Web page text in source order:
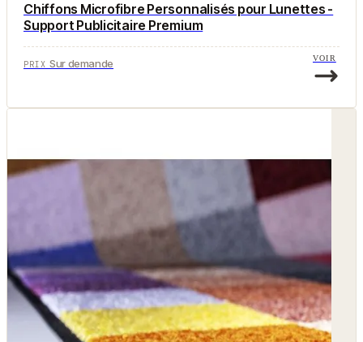
Chiffons Microfibre Personnalisés pour Lunettes -
Support Publicitaire Premium
PRIX Sur demande VOIR